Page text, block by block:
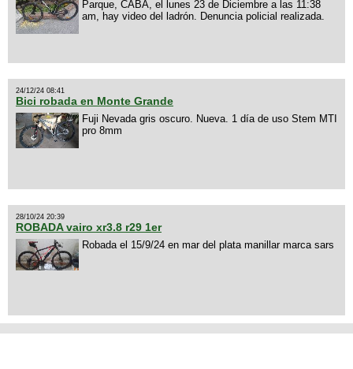
Parque, CABA, el lunes 23 de Diciembre a las 11:38
am, hay video del ladrón. Denuncia policial realizada.
24/12/24 08:41
Bici robada en Monte Grande
Fuji Nevada gris oscuro. Nueva. 1 día de uso Stem MTI
pro 8mm
28/10/24 20:39
ROBADA vairo xr3.8 r29 1er
Robada el 15/9/24 en mar del plata manillar marca sars